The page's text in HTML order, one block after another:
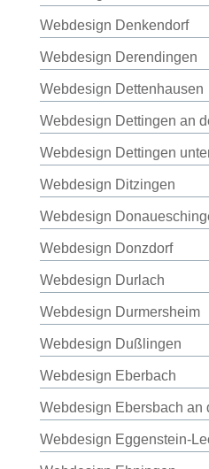
Webdesign Denkendorf
Webdesign Derendingen
Webdesign Dettenhausen
Webdesign Dettingen an
Webdesign Dettingen
Webdesign Ditzingen
Webdesign
Webdesign Donzdorf
Webdesign Durlach
Webdesign Durmersheim
Webdesign Dußlingen
Webdesign Eberbach
Webdesign Ebersbach an
Webdesign Eggenstein-